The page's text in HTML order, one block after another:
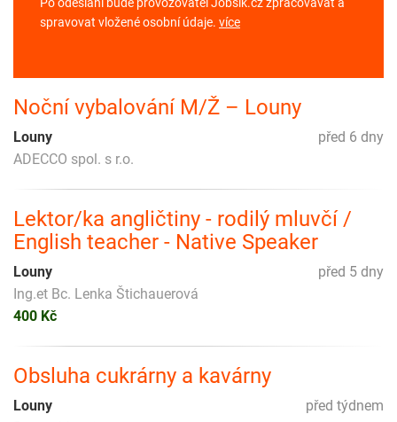
spravovat vložené osobní údaje. více
Noční vybalování M/Ž – Louny
před 6 dny
Louny
ADECCO spol. s r.o.
Lektor/ka angličtiny - rodilý mluvčí /
English teacher - Native Speaker
před 5 dny
Louny
Ing.et Bc. Lenka Štichauerová
400 Kč
Obsluha cukrárny a kavárny
před týdnem
Louny